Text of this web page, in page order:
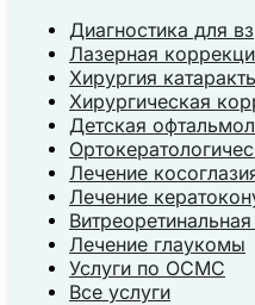
Диагностика для
Лазерная
Хирургия
Хирургическая
Детская
Лечение
Лечение
Лечение глаукомы
Услуги по ОСМС
Все услуги